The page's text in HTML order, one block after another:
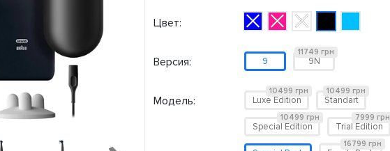
Цвет:
Версия: 9 9N
11749 грн
Модель: Luxe Edition
10499 грн
Standart
10499 грн
Special Edition
10499 грн
Trial Edition
7999 грн
16799 грн